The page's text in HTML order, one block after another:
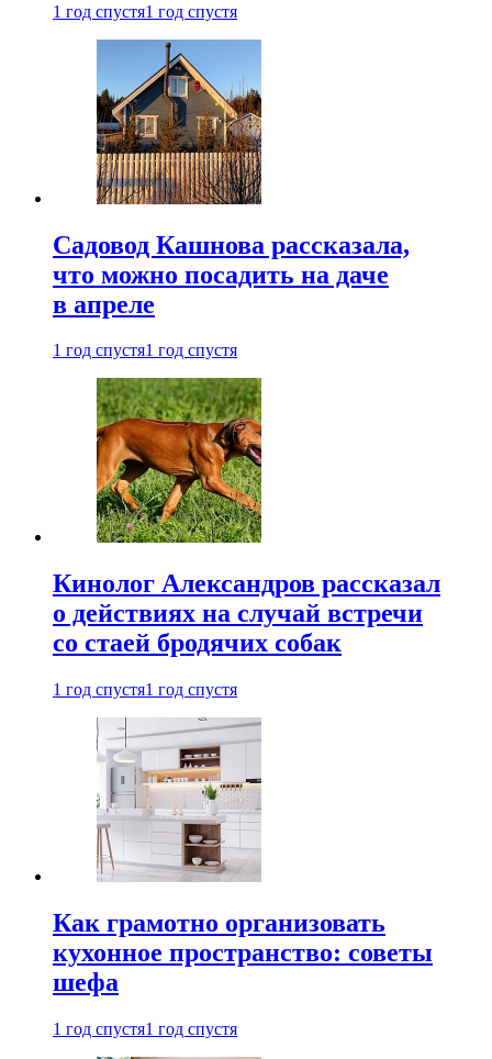
1 год спустя1 год спустя
Садовод Кашнова рассказала,
что можно посадить на даче
в апреле
1 год спустя1 год спустя
Кинолог Александров рассказал
о действиях на случай встречи
со стаей бродячих собак
1 год спустя1 год спустя
Как грамотно организовать
кухонное пространство: советы
шефа
1 год спустя1 год спустя